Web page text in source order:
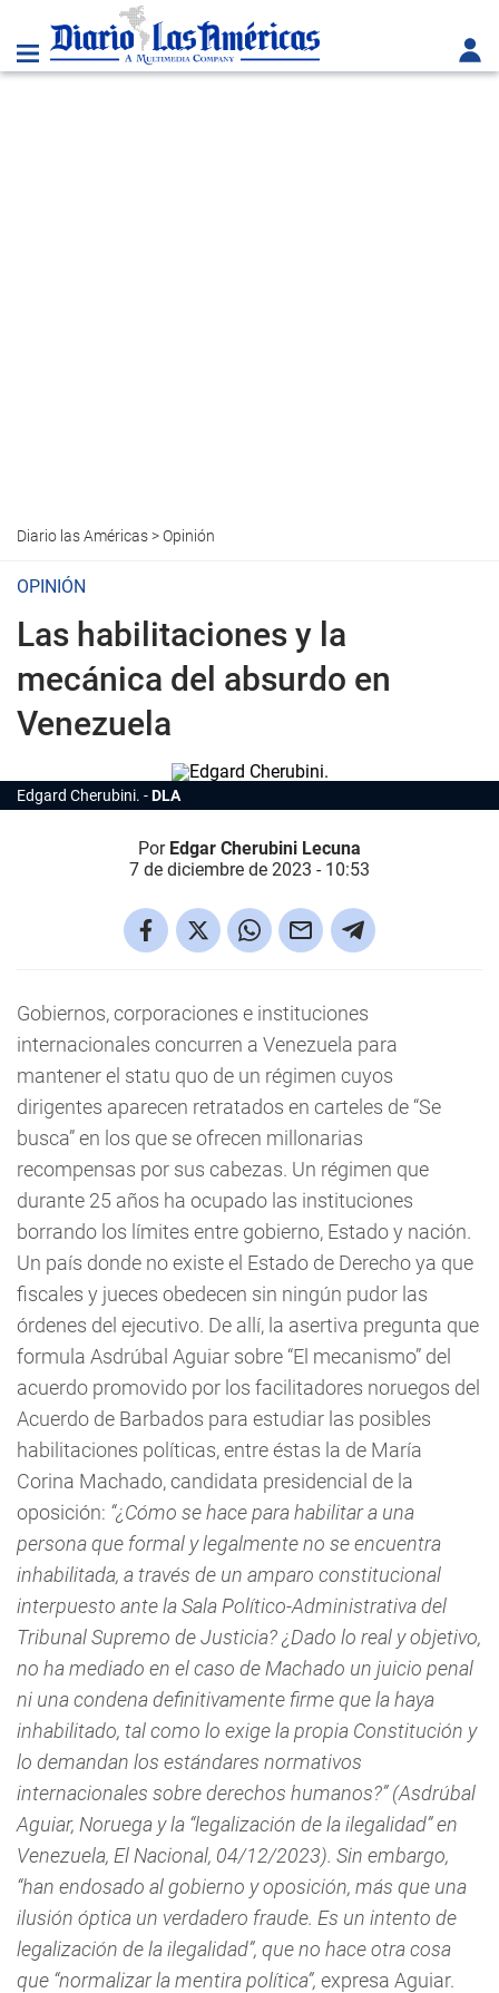
Diario las Américas>Opinión
OPINIÓN
Las habilitaciones y la
mecánica del absurdo en
Venezuela
Edgard Cherubini. DLA
Por Edgar Cherubini Lecuna
7 de diciembre de 2023 - 10:53
Gobiernos, corporaciones e instituciones
internacionales concurren a Venezuela para
mantener el statu quo de un régimen cuyos
dirigentes aparecen retratados en carteles de “Se
busca” en los que se ofrecen millonarias
recompensas por sus cabezas. Un régimen que
durante 25 años ha ocupado las instituciones
borrando los límites entre gobierno, Estado y nación.
Un país donde no existe el Estado de Derecho ya que
fiscales y jueces obedecen sin ningún pudor las
órdenes del ejecutivo. De allí, la asertiva pregunta que
formula Asdrúbal Aguiar sobre “El mecanismo” del
acuerdo promovido por los facilitadores noruegos del
Acuerdo de Barbados para estudiar las posibles
habilitaciones políticas, entre éstas la de María
Corina Machado, candidata presidencial de la
oposición: “¿Cómo se hace para habilitar a una
persona que formal y legalmente no se encuentra
inhabilitada, a través de un amparo constitucional
interpuesto ante la Sala Político-Administrativa del
Tribunal Supremo de Justicia? ¿Dado lo real y objetivo,
no ha mediado en el caso de Machado un juicio penal
ni una condena definitivamente firme que la haya
inhabilitado, tal como lo exige la propia Constitución y
lo demandan los estándares normativos
internacionales sobre derechos humanos?” (Asdrúbal
Aguiar, Noruega y la “legalización de la ilegalidad” en
Venezuela, El Nacional, 04/12/2023). Sin embargo,
“han endosado al gobierno y oposición, más que una
ilusión óptica un verdadero fraude. Es un intento de
legalización de la ilegalidad”, que no hace otra cosa
que “normalizar la mentira política”, expresa Aguiar.